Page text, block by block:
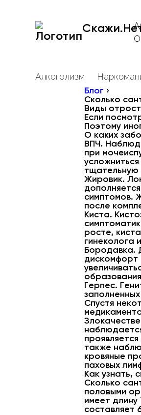
Алкоголизм
Блог ›
Сколько
Виды
Если
Поэтому
О каких
ВПЧ.
при
тщательную
Жировик.
симптомов.
после
Киста.
росте,
гинеколога
Бородавка.
дискомфорт
Герпес.
Спустя
также
кровяные
паховых
Как узнать,
Сколько
половыми
имеет
составляет